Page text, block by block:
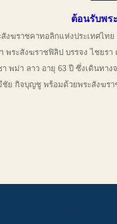
ต้อนรับพร
ชคาทอลิกแห่งประเทศไทย น
พระสังฆราชฟิลิป บรรจง ไ
ม่า ลาว อายุ 63 ปี ซึ่งเดินทา
ชัย กิจบุญชู พร้อมด้วยพระสังฆ